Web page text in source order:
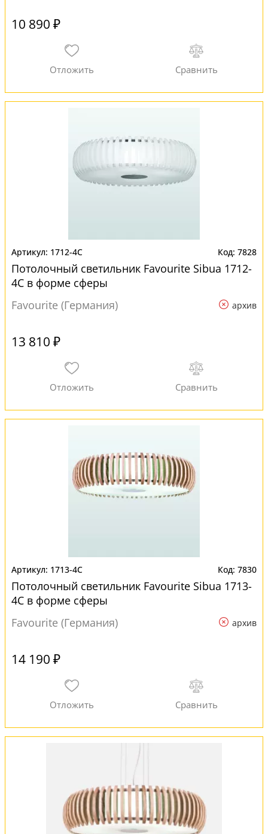
10 890 ₽
1712-4C 7828
Потолочный светильник Favourite Sibua 1712-
4C в форме сферы
Favourite (Германия)
архив
13 810 ₽
1713-4C 7830
Потолочный светильник Favourite Sibua 1713-
4C в форме сферы
Favourite (Германия)
архив
14 190 ₽